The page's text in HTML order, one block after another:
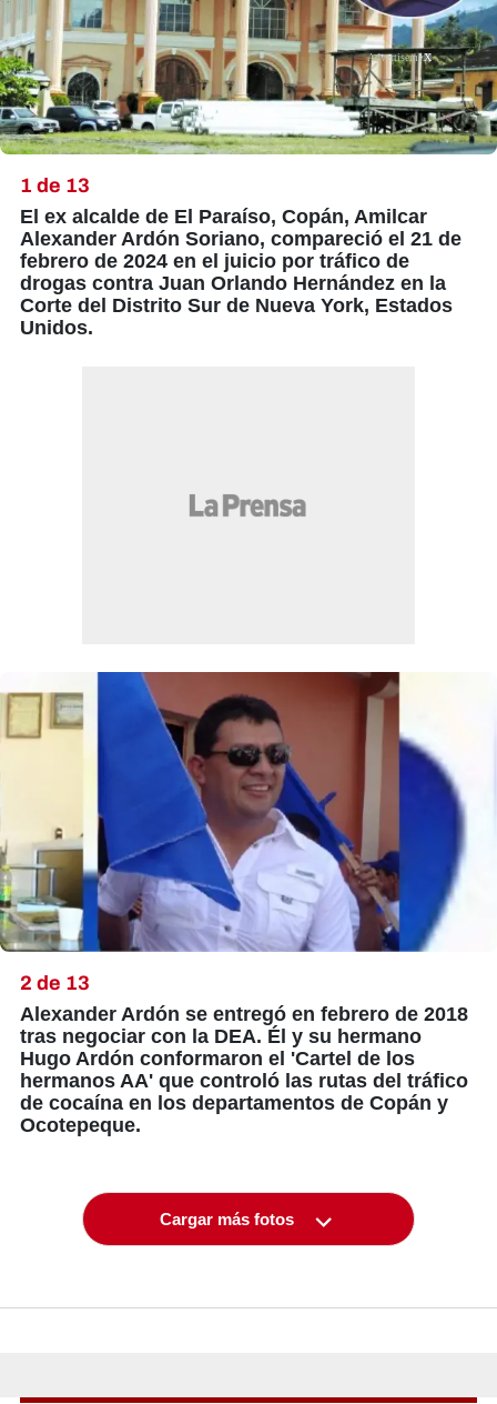
1 de 13
El ex alcalde de El Paraíso, Copán, Amilcar
Alexander Ardón Soriano, compareció el 21 de
febrero de 2024 en el juicio por tráfico de
drogas contra Juan Orlando Hernández en la
Corte del Distrito Sur de Nueva York, Estados
Unidos.
2 de 13
Alexander Ardón se entregó en febrero de 2018
tras negociar con la DEA. Él y su hermano
Hugo Ardón conformaron el 'Cartel de los
hermanos AA' que controló las rutas del tráfico
de cocaína en los departamentos de Copán y
Ocotepeque.
X
Cargar más fotos